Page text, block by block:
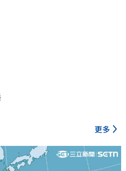
更多